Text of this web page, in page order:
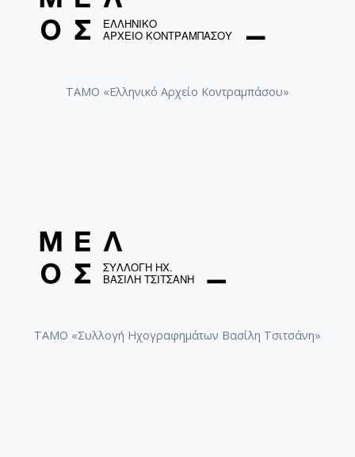
ΤΑΜΟ «Ελληνικό Αρχείο Κοντραμπάσου»
ΤΑΜΟ «Συλλογή Ηχογραφημάτων Βασίλη Τσιτσάνη»